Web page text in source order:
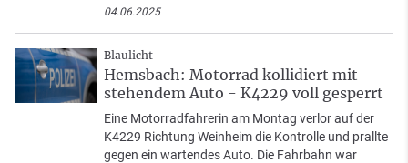
04.06.2025
Blaulicht
Hemsbach: Motorrad kollidiert mit
stehendem Auto - K4229 voll gesperrt
Eine Motorradfahrerin am Montag verlor auf der
K4229 Richtung Weinheim die Kontrolle und prallte
gegen ein wartendes Auto. Die Fahrbahn war